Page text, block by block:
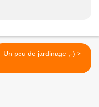
Un peu de jardinage ;-) >